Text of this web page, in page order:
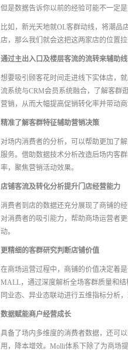
但是数据告诉你以前的经验可能不一定
比如，新光天地就OL客群动线，将潮品
店，那么我们就会这把这两家店的位置
通过主出入口及楼层客流的流转来辅助
想要吸引顾客花时间走进线下实体店，
流系统与CRM会员系统融合，了解客群
营销，从而大幅提高促销转化率并带动商
精准了解客群特征辅助营销决策
对场内消费者的分析，可以帮助更加了
服务。借助数据技术分析改造后场内客
率，聚焦营销活动效果。
店铺客流及转化分析提升门店经营能力
消费者到店的数据还充分展现了商铺的
对消费者的吸引能力，帮助商场运营者
动。
更精细的客群研究判断店铺价值
在商场运营过程中，商铺的价值决定着
MALL，通过深度解析全场客群质量和
同业态、异业态联动进行五维指标分析
数据赋能商户经营成长
具备了场内多维度的消费者数据，还可
用，降本增效。Molli体系下除了为商场